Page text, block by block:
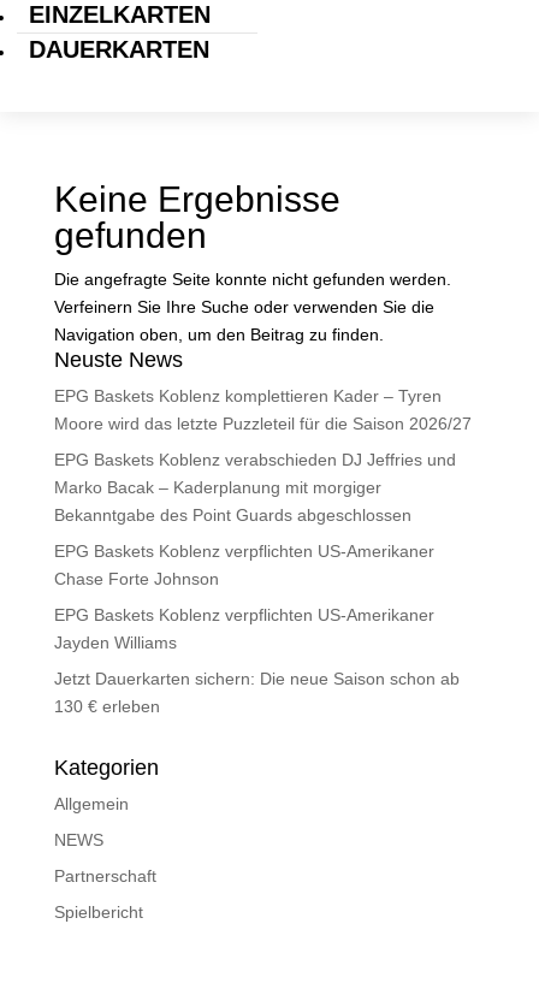
EINZELKARTEN
DAUERKARTEN
Keine Ergebnisse
gefunden
Die angefragte Seite konnte nicht gefunden werden.
Verfeinern Sie Ihre Suche oder verwenden Sie die
Navigation oben, um den Beitrag zu finden.
Neuste News
EPG Baskets Koblenz komplettieren Kader – Tyren
Moore wird das letzte Puzzleteil für die Saison 2026/27
EPG Baskets Koblenz verabschieden DJ Jeffries und
Marko Bacak – Kaderplanung mit morgiger
Bekanntgabe des Point Guards abgeschlossen
EPG Baskets Koblenz verpflichten US-Amerikaner
Chase Forte Johnson
EPG Baskets Koblenz verpflichten US-Amerikaner
Jayden Williams
Jetzt Dauerkarten sichern: Die neue Saison schon ab
130 € erleben
Kategorien
Allgemein
NEWS
Partnerschaft
Spielbericht